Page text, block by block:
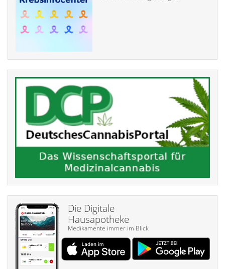
Die Digitale
Hausapotheke
Medikamente immer im Blick